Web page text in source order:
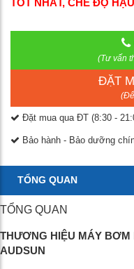
TỐT NHẤT, CHẾ ĐỘ
(Tư vấn
ĐẶT
Đặt mua qua ĐT (8:30 -
Bảo hành - Bảo dưỡng
TỔNG QUAN
TỔNG QUAN
THƯƠNG HIỆU MÁY
AUDSUN